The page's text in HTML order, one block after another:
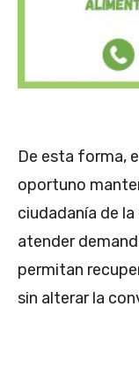
De esta forma,
oportuno
ciudadanía de
atender
permitan
sin alterar la